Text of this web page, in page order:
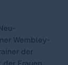
Wembley-
der